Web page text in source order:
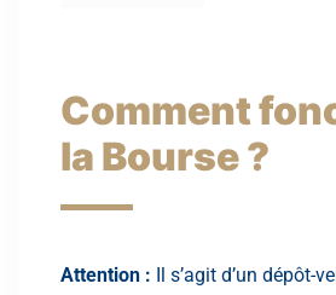
Comment
la Bourse ?
Attention : Il s’agit d’un dépôt-